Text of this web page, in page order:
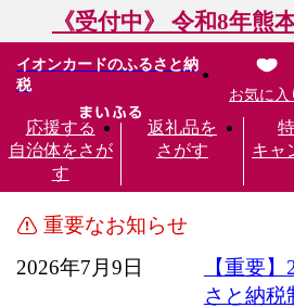
《受付中》 令和8年熊
イオンカードのふるさと納
税
応援する
自治体をさが
す
返礼品を
さがす
キャ
お気に入
重要なお知らせ
2026年7月9日
【重要
さと納税